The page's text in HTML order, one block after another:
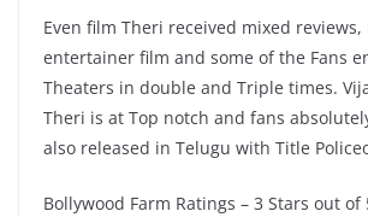
Even film Theri received mixed reviews,
entertainer film and some of the Fans
Theaters in double and Triple times.
Theri is at Top notch and fans
also released in Telugu with Title
Bollywood Farm Ratings – 3 Stars out of